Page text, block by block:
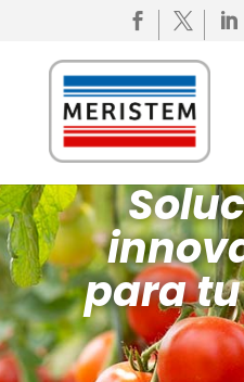
  
para